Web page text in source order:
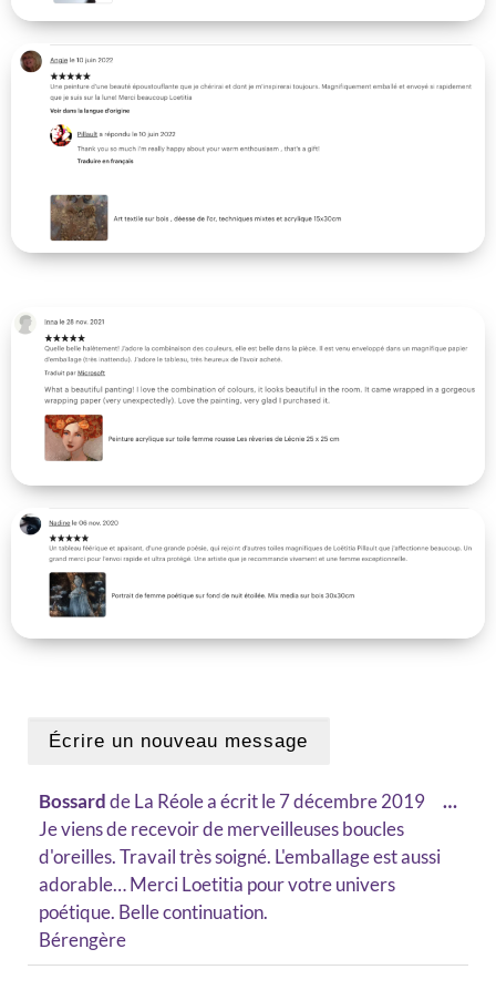
BossarddeLa Réolea écrit le7 décembre 2019
Je viens de recevoir de merveilleuses boucles
d'oreilles. Travail très soigné. L'emballage est aussi
adorable… Merci Loetitia pour votre univers
poétique. Belle continuation.
Bérengère
…